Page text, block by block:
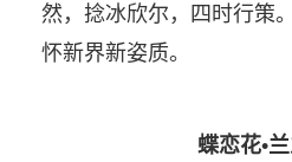
然，捻冰欣尔，四时行策
怀新界新姿质。
蝶恋花•